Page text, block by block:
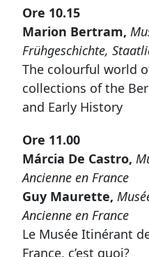
Ore 10.15
Marion Bertram,
Frühgeschichte,
The colourful world
collections of the
and Early History
Ore 11.00
Márcia De Castro,
Ancienne en France
Guy Maurette,
Ancienne en France
Le Musée Itinérant
France, c’est quoi?